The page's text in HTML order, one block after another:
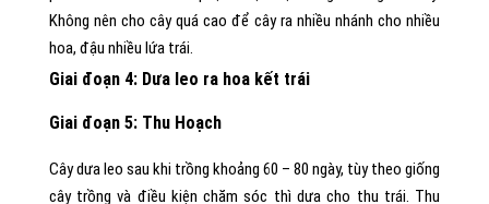
Không nên cho cây quá cao để cây ra nhiều nhánh cho nhiều
hoa, đậu nhiều lứa trái.
Giai đoạn 4: Dưa leo ra hoa kết trái
Giai đoạn 5: Thu Hoạch
Cây dưa leo sau khi trồng khoảng 60 – 80 ngày, tùy theo giống
cây trồng và điều kiện chăm sóc thì dưa cho thu trái. Thu